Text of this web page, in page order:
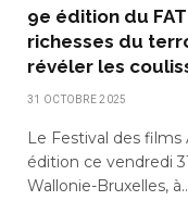
9e édition du
richesses du
révéler les
31 OCTOBRE 2025
Le Festival des films
édition ce vendredi
Wallonie-Bruxelles,